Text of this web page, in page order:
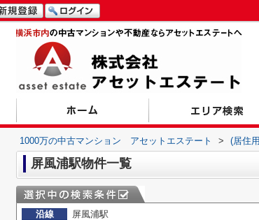
1000万の中古マンション アセットエステート > (居住
屏風浦駅物件一覧
沿線
屏風浦駅